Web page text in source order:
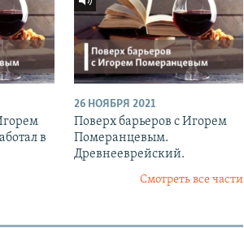
в
26 НОЯБРЯ 2021
Поверх барьеров с Игорем
Померанцевым.
Древнееврейский.
Смотреть все части